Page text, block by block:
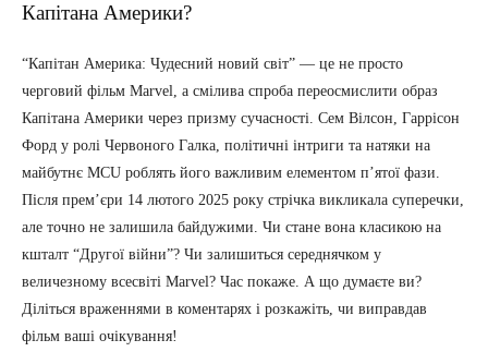
Капітана Америки?
“Капітан Америка: Чудесний новий світ” — це не просто
черговий фільм Marvel, а смілива спроба переосмислити образ
Капітана Америки через призму сучасності. Сем Вілсон, Гаррісон
Форд у ролі Червоного Галка, політичні інтриги та натяки на
майбутнє MCU роблять його важливим елементом п’ятої фази.
Після прем’єри 14 лютого 2025 року стрічка викликала суперечки,
але точно не залишила байдужими. Чи стане вона класикою на
кшталт “Другої війни”? Чи залишиться середнячком у
величезному всесвіті Marvel? Час покаже. А що думаєте ви?
Діліться враженнями в коментарях і розкажіть, чи виправдав
фільм ваші очікування!